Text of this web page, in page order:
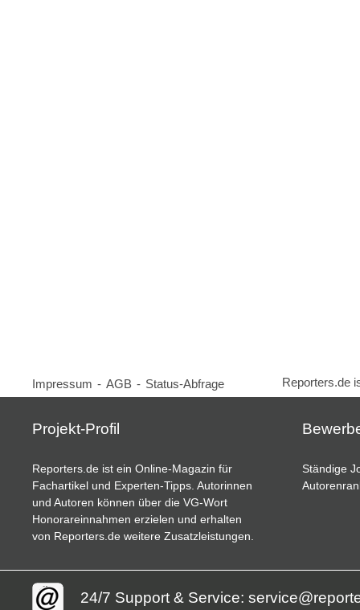
Impressum - AGB - Status-Abfrage Reporters.de
Projekt-Profil
Reporters.de ist ein Online-Magazin für
Fachartikel und Experten-Tipps. Autorinnen
und Autoren können über die VG-Wort
Honorareinnahmen erzielen und erhalten
von Reporters.de weitere Zusatzleistungen.
Ständige
24/7 Support & Service: